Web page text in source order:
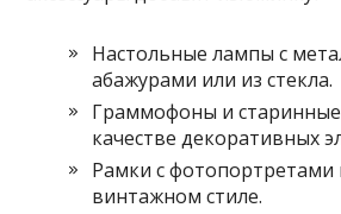
Настольные лампы с
абажурами или из стекла.
Граммофоны и
качестве декоративных
Рамки с фотопортретами
винтажном стиле.